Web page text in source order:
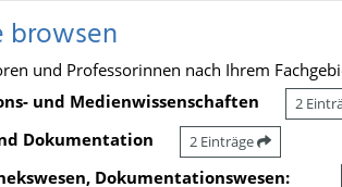
browsen
und Professorinnen nach Ihrem
und Medienwissenschaften
2
Dokumentation 2 Einträge
Dokumentationswesen: